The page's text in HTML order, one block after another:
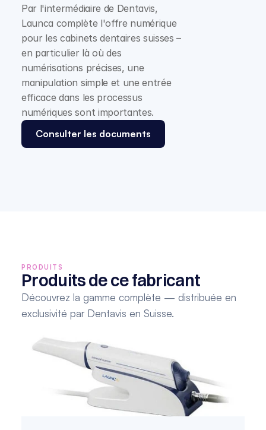
Par l'intermédiaire de Dentavis,
Launca complète l'offre numérique
pour les cabinets dentaires suisses –
en particulier là où des
numérisations précises, une
manipulation simple et une entrée
efficace dans les processus
numériques sont importantes.
Consulter les documents
PRODUITS
Produits de ce fabricant
Découvrez la gamme complète — distribuée en
exclusivité par Dentavis en Suisse.